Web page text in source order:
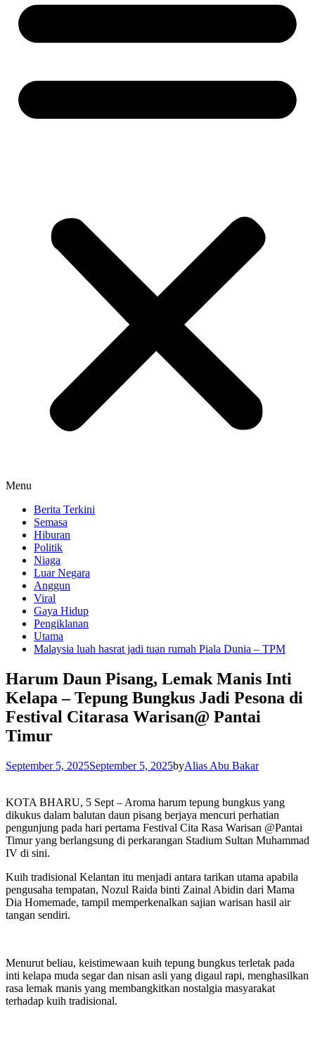
Menu
Berita Terkini
Semasa
Hiburan
Politik
Niaga
Luar Negara
Anggun
Viral
Gaya Hidup
Pengiklanan
Utama
Malaysia luah hasrat jadi tuan rumah Piala Dunia – TPM
Harum Daun Pisang, Lemak Manis Inti
Kelapa – Tepung Bungkus Jadi Pesona di
Festival Citarasa Warisan@ Pantai
Timur
September 5, 2025September 5, 2025byAlias Abu Bakar
KOTA BHARU, 5 Sept – Aroma harum tepung bungkus yang
dikukus dalam balutan daun pisang berjaya mencuri perhatian
pengunjung pada hari pertama Festival Cita Rasa Warisan @Pantai
Timur yang berlangsung di perkarangan Stadium Sultan Muhammad
IV di sini.
Kuih tradisional Kelantan itu menjadi antara tarikan utama apabila
pengusaha tempatan, Nozul Raida binti Zainal Abidin dari Mama
Dia Homemade, tampil memperkenalkan sajian warisan hasil air
tangan sendiri.
Menurut beliau, keistimewaan kuih tepung bungkus terletak pada
inti kelapa muda segar dan nisan asli yang digaul rapi, menghasilkan
rasa lemak manis yang membangkitkan nostalgia masyarakat
terhadap kuih tradisional.